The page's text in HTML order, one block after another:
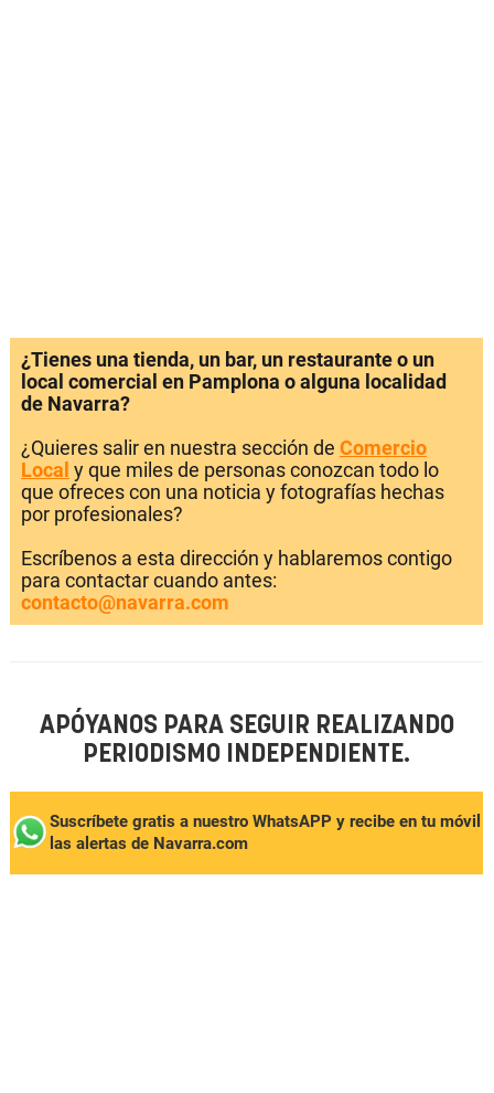
¿Tienes una tienda, un bar, un restaurante o un
local comercial en Pamplona o alguna localidad
de Navarra?
¿Quieres salir en nuestra sección de Comercio
Local y que miles de personas conozcan todo lo
que ofreces con una noticia y fotografías hechas
por profesionales?
Escríbenos a esta dirección y hablaremos contigo
para contactar cuando antes:
contacto@navarra.com
APÓYANOS PARA SEGUIR REALIZANDO
PERIODISMO INDEPENDIENTE.
Suscríbete gratis a nuestro WhatsAPP y recibe en tu móvil
las alertas de Navarra.com